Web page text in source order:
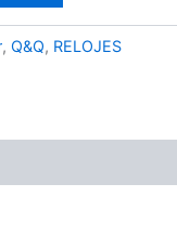
, Q&Q, RELOJES